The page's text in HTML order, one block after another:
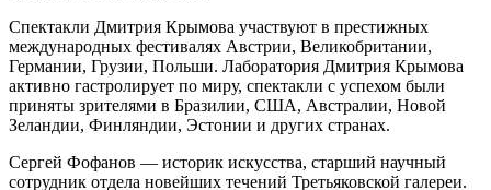
Спектакли Дмитрия Крымова участвуют в престижных
международных фестивалях Австрии, Великобритании,
Германии, Грузии, Польши. Лаборатория Дмитрия Крымова
активно гастролирует по миру, спектакли с успехом были
приняты зрителями в Бразилии, США, Австралии, Новой
Зеландии, Финляндии, Эстонии и других странах.
Сергей Фофанов — историк искусства, старший научный
сотрудник отдела новейших течений Третьяковской галереи.